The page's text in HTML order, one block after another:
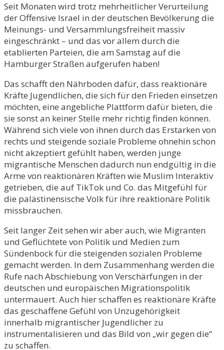
Seit Monaten wird trotz mehrheitlicher Verurteilung
der Offensive Israel in der deutschen Bevölkerung die
Meinungs- und Versammlungsfreiheit massiv
eingeschränkt – und das vor allem durch die
etablierten Parteien, die am Samstag auf die
Hamburger Straßen aufgerufen haben!
Das schafft den Nährboden dafür, dass reaktionäre
Kräfte Jugendlichen, die sich für den Frieden einsetzen
möchten, eine angebliche Plattform dafür bieten, die
sie sonst an keiner Stelle mehr richtig finden können.
Während sich viele von ihnen durch das Erstarken von
rechts und steigende soziale Probleme ohnehin schon
nicht akzeptiert gefühlt haben, werden junge
migrantische Menschen dadurch nun endgültig in die
Arme von reaktionären Kräften wie Muslim Interaktiv
getrieben, die auf TikTok und Co. das Mitgefühl für
die palästinensische Volk für ihre reaktionäre Politik
missbrauchen.
Seit langer Zeit sehen wir aber auch, wie Migranten
und Geflüchtete von Politik und Medien zum
Sündenbock für die steigenden sozialen Probleme
gemacht werden. In dem Zusammenhang werden die
Rufe nach Abschiebung von Verschärfungen in der
deutschen und europäischen Migrationspolitik
untermauert. Auch hier schaffen es reaktionäre Kräfte
das geschaffene Gefühl von Unzugehörigkeit
innerhalb migrantischer Jugendlicher zu
instrumentalisieren und das Bild von „wir gegen die“
zu schaffen.